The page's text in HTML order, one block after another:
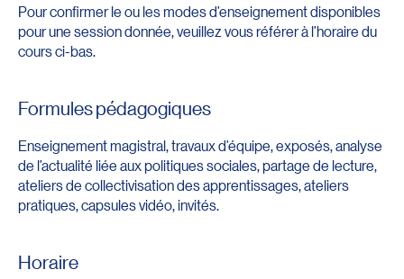
Pour confirmer le ou les modes d’enseignement disponibles
pour une session donnée, veuillez vous référer à l’horaire du
cours ci-bas.
Formules pédagogiques
Enseignement magistral, travaux d’équipe, exposés, analyse
de l’actualité liée aux politiques sociales, partage de lecture,
ateliers de collectivisation des apprentissages, ateliers
pratiques, capsules vidéo, invités.
Horaire